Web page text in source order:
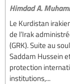
Himdad A.
Le Kurdistan
de l’Irak
(GRK). Suite au
Saddam Hussein
protection
institutions,...